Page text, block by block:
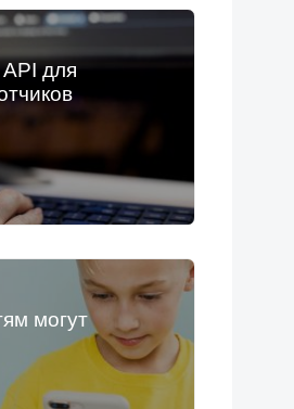
для
могут